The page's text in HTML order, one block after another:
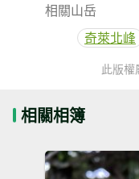
相關山岳
奇萊北峰
此版權
相關相簿